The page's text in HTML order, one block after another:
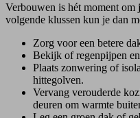
Verbouwen is hét moment om
volgende klussen kun je dan
Zorg voor een betere
Bekijk of regenpijpen
Plaats zonwering of
hittegolven.
Vervang verouderde
deuren om warmte